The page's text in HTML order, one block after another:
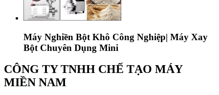
Máy Nghiền Bột Khô Công Nghiệp| Máy Xay
Bột Chuyên Dụng Mini
CÔNG TY TNHH CHẾ TẠO MÁY
MIỀN NAM